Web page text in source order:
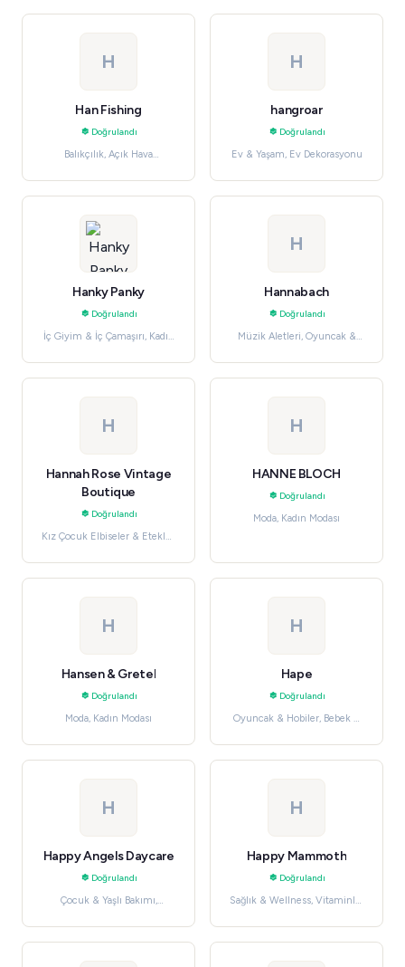
H
Han Fishing
Doğrulandı
Balıkçılık, Açık Hava
H
hangroar
Doğrulandı
Ev & Yaşam, Ev Dekorasyonu
Hanky Panky
Doğrulandı
İç Giyim & İç Çamaşırı, Kadın
H
Hannabach
Doğrulandı
Müzik Aletleri, Oyuncak &
H
Hannah Rose Vintage
Boutique
Doğrulandı
Kız Çocuk Elbiseler & Etekler,
H
HANNE BLOCH
Doğrulandı
Moda, Kadın Modası
H
Hansen & Gretel
Doğrulandı
Moda, Kadın Modası
H
Hape
Doğrulandı
Oyuncak & Hobiler, Bebek &
H
Happy Angels Daycare
Doğrulandı
Çocuk & Yaşlı Bakımı,
H
Happy Mammoth
Doğrulandı
Sağlık & Wellness, Vitaminler